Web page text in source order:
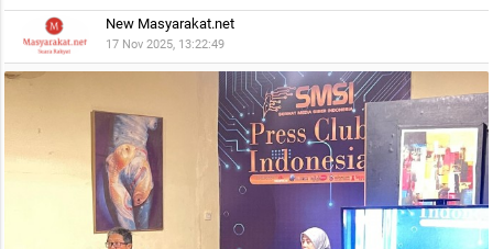
New Masyarakat.net
17 Nov 2025, 13:22:49